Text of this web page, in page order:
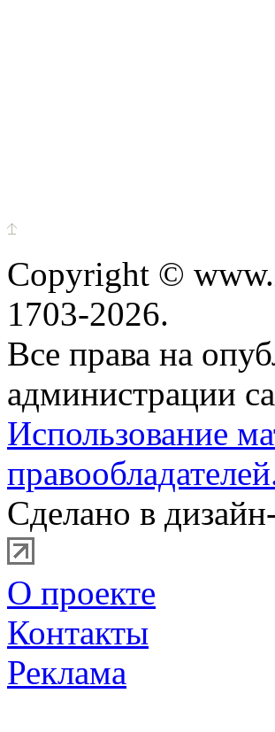
Copyright ©
1703-2026.
Все права на
администрации
Использование
Сделано в
О проекте
Контакты
Реклама